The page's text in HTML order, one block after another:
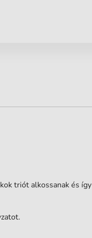
triót alkossanak és így